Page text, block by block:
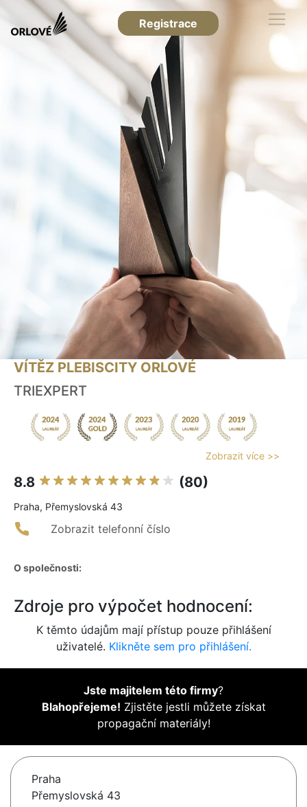
Registrace
VÍTĚZ PLEBISCITY ORLOVÉ
TRIEXPERT
Zobrazit více >>
8.8 (80)
Praha, Přemyslovská 43
Zobrazit telefonní číslo
O společnosti:
Zdroje pro výpočet hodnocení:
K těmto údajům mají přístup pouze přihlášení
uživatelé. Klikněte sem pro přihlášení.
Jste majitelem této firmy?
Blahopřejeme! Zjistěte jestli můžete získat
propagační materiály!
Praha
Přemyslovská 43